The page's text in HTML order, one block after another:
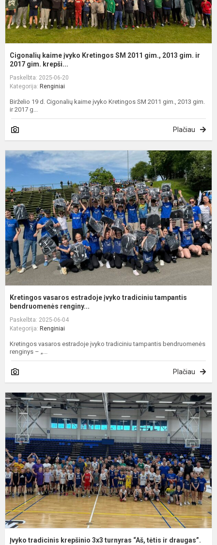
Cigonalių kaime įvyko Kretingos SM 2011 gim., 2013 gim. ir
2017 gim. krepši...
Paskelbta: 2025-06-20
Kategorija: Renginiai
Birželio 19 d. Cigonalių kaime įvyko Kretingos SM 2011 gim., 2013 gim.
ir 2017 g...
Plačiau
Kretingos vasaros estradoje įvyko tradiciniu tampantis
bendruomenės renginy...
Paskelbta: 2025-06-04
Kategorija: Renginiai
Kretingos vasaros estradoje įvyko tradiciniu tampantis bendruomenės
renginys – „...
Plačiau
Įvyko tradicinis krepšinio 3x3 turnyras “Aš, tėtis ir draugas”.